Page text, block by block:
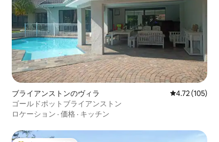
ブライアンストンのヴィラ レビュー105
4.72 (105)
ゴールドポットブライアンストン
ロケーション · 価格 · キッチン